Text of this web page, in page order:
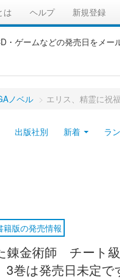
は ヘルプ 新規登録
・ゲームなどの発売日をメー
ノベル > エリス、精霊に祝
出版社別 新着 ラ
籍版の発売情報
錬金術師 チート
巻は発売日未定で